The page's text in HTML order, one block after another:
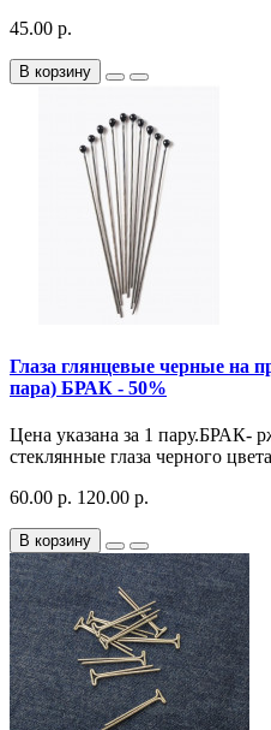
45.00 р.
В корзину
Глаза глянцевые черные на
пара) БРАК - 50%
Цена указана за 1 пару.БРАК-
стеклянные глаза черного
60.00 р. 120.00 р.
В корзину